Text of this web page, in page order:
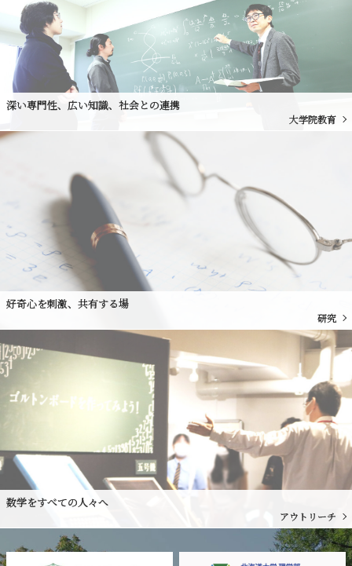
深い専門性、広い知識、社会との連携
大学院教育
好奇心を刺激、共有する場
研究
数学をすべての人々へ
アウトリーチ